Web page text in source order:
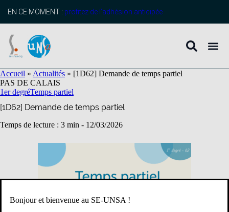
principal
EN CE MOMENT : profitez de l’adhésion anticipée
Accueil » Actualités » [1D62] Demande de temps partiel
PAS DE CALAIS
1er degréTemps partiel
[1D62] Demande de temps partiel
Temps de lecture : 3 min - 12/03/2026
Bonjour et bienvenue au SE-UNSA !